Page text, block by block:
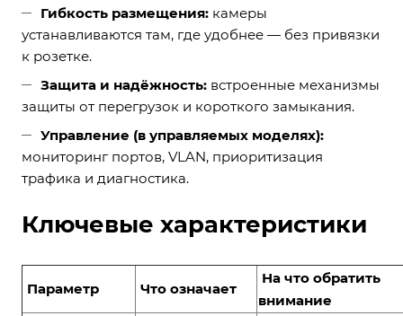
Гибкость размещения: камеры
устанавливаются там, где удобнее — без привязки
к розетке.
Защита и надёжность: встроенные механизмы
защиты от перегрузок и короткого замыкания.
Управление (в управляемых моделях):
мониторинг портов, VLAN, приоритизация
трафика и диагностика.
Ключевые характеристики
Параметр Что означает
На что обратить
внимание